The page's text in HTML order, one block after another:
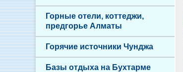
Горные отели, коттеджи,
предгорье Алматы
Горячие источники Чунджа
Базы отдыха на Бухтарме